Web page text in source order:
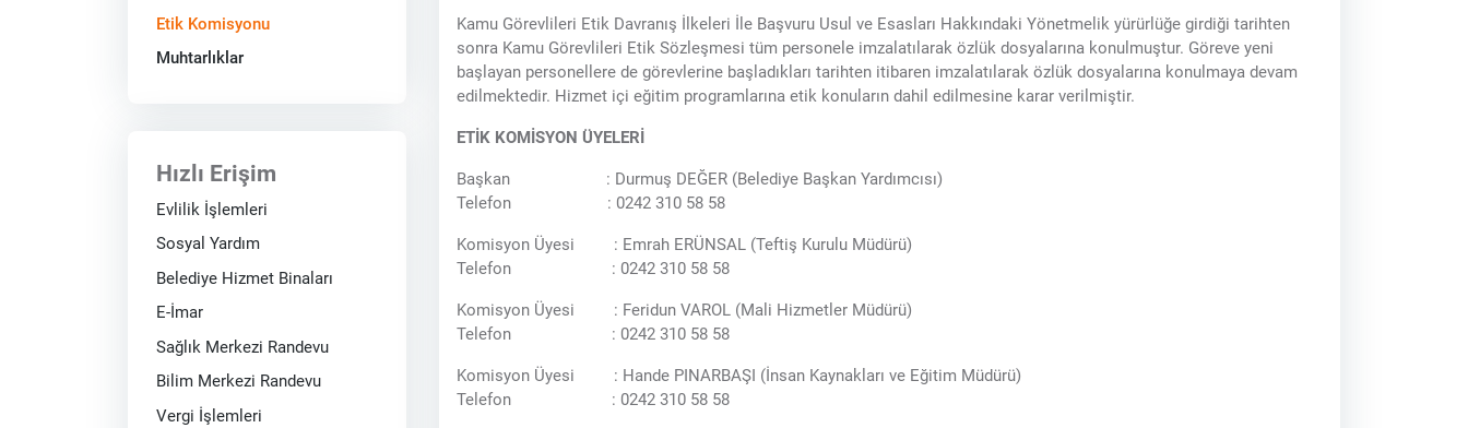
Etik Komisyonu
Muhtarlıklar
Hızlı Erişim
Evlilik İşlemleri
Sosyal Yardım
Belediye Hizmet Binaları
E-İmar
Sağlık Merkezi Randevu
Bilim Merkezi Randevu
Vergi İşlemleri
Kamu Görevlileri Etik Davranış İlkeleri İle Başvuru Usul ve Esasları Hakkındaki Yönetmelik yürürlüğe girdiği tarihten
sonra Kamu Görevlileri Etik Sözleşmesi tüm personele imzalatılarak özlük dosyalarına konulmuştur. Göreve yeni
başlayan personellere de görevlerine başladıkları tarihten itibaren imzalatılarak özlük dosyalarına konulmaya devam
edilmektedir. Hizmet içi eğitim programlarına etik konuların dahil edilmesine karar verilmiştir.
ETİK KOMİSYON ÜYELERİ
Başkan : Durmuş DEĞER (Belediye Başkan Yardımcısı)
Telefon : 0242 310 58 58
Komisyon Üyesi : Emrah ERÜNSAL (Teftiş Kurulu Müdürü)
Telefon : 0242 310 58 58
Komisyon Üyesi : Feridun VAROL (Mali Hizmetler Müdürü)
Telefon : 0242 310 58 58
Komisyon Üyesi : Hande PINARBAŞI (İnsan Kaynakları ve Eğitim Müdürü)
Telefon : 0242 310 58 58